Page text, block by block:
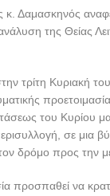
Δαμασκηνός
της Θείας
τρίτη Κυριακή
του Κυρίου
σε μια
δρόμο προς την
προσπαθεί να